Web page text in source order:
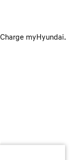
myHyundai.